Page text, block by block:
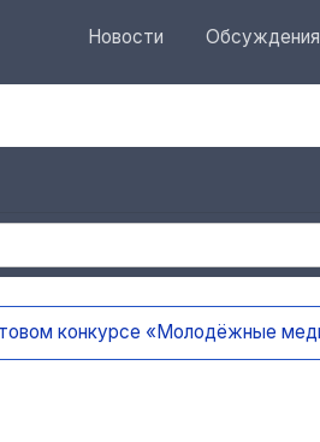
Новости Обсуждения
медиа ПФО» 14 часов назад